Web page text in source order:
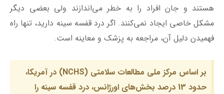
هستند و جان افراد را به خطر می‌اندازند ولی بعضی دیگر
مشکل خاصی ایجاد نمی‌کنند. اگر درد قفسه سینه دارید، تنها راه
فهمیدن دلیل آن، مراجعه به پزشک و معاینه است.
بر اساس مرکز ملی مطالعات سلامتی (NCHS) در آمریکا،
حدود 13 درصد بخش‌های اورژانس، درد قفسه سینه را